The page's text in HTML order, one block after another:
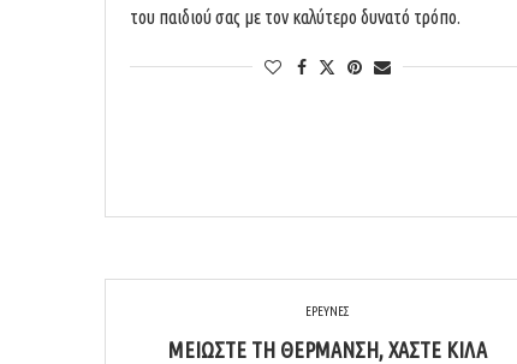
του παιδιού σας με τον καλύτερο δυνατό τρόπο.
ΕΡΕΥΝΕΣ
ΜΕΙΏΣΤΕ ΤΗ ΘΈΡΜΑΝΣΗ, ΧΆΣΤΕ ΚΙΛΆ